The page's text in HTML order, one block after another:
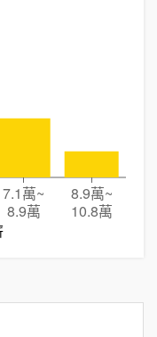
7.1萬~
8.9萬
8.9萬~
10.8萬